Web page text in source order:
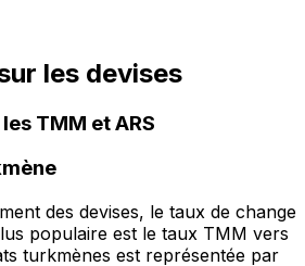
les devises
TMM et ARS
des devises, le taux de change
populaire est le taux TMM vers
turkmènes est représentée par